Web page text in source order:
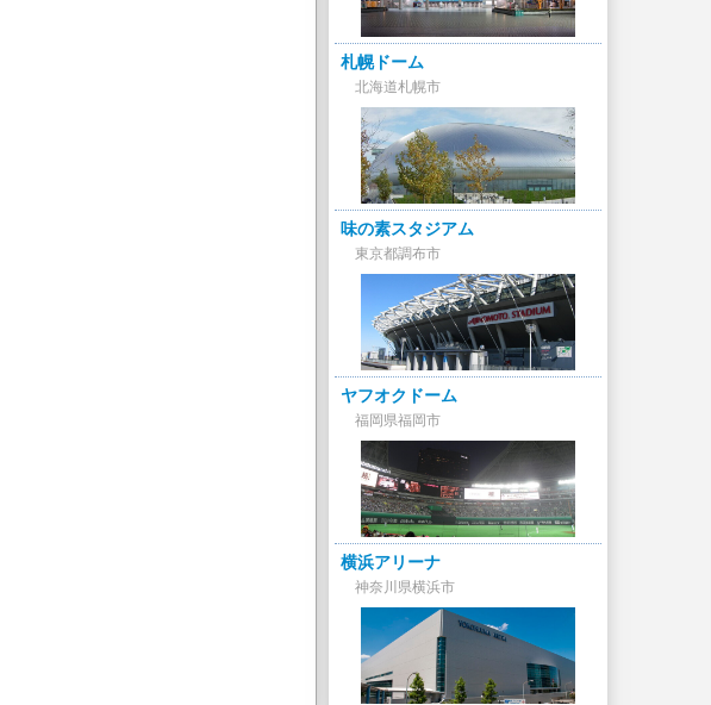
札幌ドーム
北海道札幌市
味の素スタジアム
東京都調布市
ヤフオクドーム
福岡県福岡市
横浜アリーナ
神奈川県横浜市